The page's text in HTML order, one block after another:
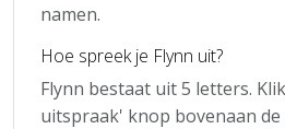
namen.
Hoe spreek je Flynn uit?
Flynn bestaat uit 5 letters.
uitspraak' knop bovenaan de